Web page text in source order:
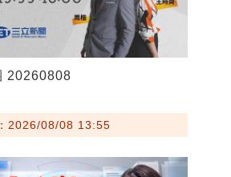
20260808
2026/08/08 13:55